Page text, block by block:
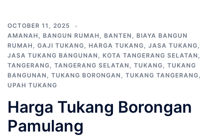
OCTOBER 11, 2025
AMANAH , BANGUN RUMAH , BANTEN , BIAYA BANGUN
RUMAH , GAJI TUKANG, HARGA TUKANG, JASA TUKANG,
JASA TUKANG BANGUNAN , KOTA TANGERANG SELATAN ,
TANGERANG, TANGERANG SELATAN , TUKANG, TUKANG
BANGUNAN , TUKANG BORONGAN , TUKANG TANGERANG,
UPAH TUKANG
Harga Tukang Borongan
Pamulang